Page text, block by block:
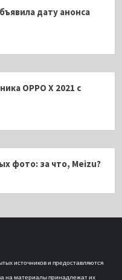
дату анонса
OPPO X 2021 с
фото: за что, Meizu?
источников и предоставляются
на материалы принадлежат их